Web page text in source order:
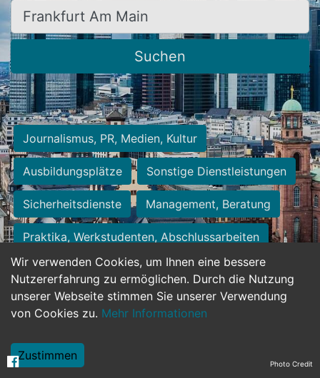
Wir verwenden Cookies, um Ihnen eine bessere
Nutzererfahrung zu ermöglichen. Durch die Nutzung
unserer Webseite stimmen Sie unserer Verwendung
von Cookies zu. Mehr Informationen
Zustimmen
Ort, Stadt
Suchen
Journalismus, PR, Medien, Kultur
Ausbildungsplätze Sonstige Dienstleistungen
Sicherheitsdienste Management, Beratung
Praktika, Werkstudenten, Abschlussarbeiten
Personalwesen Assistenz, Sekretariat
Hilfskräfte, Aushilfs- und Nebenjobs
Weiterbildung, Studium, duale Ausbildung Photo Credit